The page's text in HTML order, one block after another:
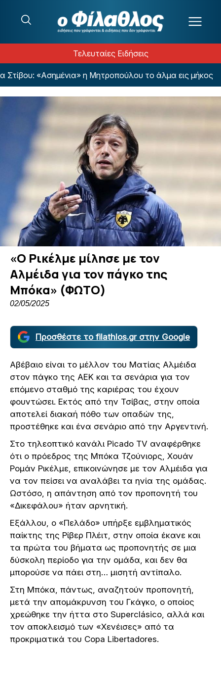
Τελευταίες Ειδήσεις
«Ασημένια» η Μητροπούλου το άλμα εις μήκος
«Ο Ρικέλμε μίλησε με τον
Αλμέιδα για τον πάγκο της
Μπόκα» (ΦΩΤΟ)
02/05/2025
Προσθέστε το filathlos.gr στην Google
Αβέβαιο είναι το μέλλον του Ματίας Αλμέιδα
στον πάγκο της ΑΕΚ και τα σενάρια για τον
επόμενο σταθμό της καριέρας του έχουν
φουντώσει. Εκτός από την Τσίβας, στην οποία
αποτελεί διακαή πόθο των οπαδών της,
προστέθηκε και ένα σενάριο από την Αργεντινή.
Στο τηλεοπτικό κανάλι Picado TV αναφέρθηκε
ότι ο πρόεδρος της Μπόκα Τζούνιορς, Χουάν
Ρομάν Ρικέλμε, επικοινώνησε με τον Αλμέιδα για
να τον πείσει να αναλάβει τα ηνία της ομάδας.
Ωστόσο, η απάντηση από τον προπονητή του
«Δικεφάλου» ήταν αρνητική.
Εξάλλου, ο «Πελάδο» υπήρξε εμβληματικός
παίκτης της Ρίβερ Πλέιτ, στην οποία έκανε και
τα πρώτα του βήματα ως προπονητής σε μια
δύσκολη περίοδο για την ομάδα, και δεν θα
μπορούσε να πάει στη… μισητή αντίπαλο.
Στη Μπόκα, πάντως, αναζητούν προπονητή,
μετά την απομάκρυνση του Γκάγκο, ο οποίος
χρεώθηκε την ήττα στο Superclásico, αλλά και
τον αποκλεισμό των «Χενέισες» από τα
προκριματικά του Copa Libertadores.